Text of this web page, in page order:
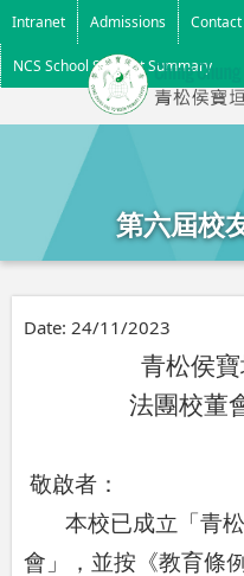
Intranet Admissions
NCS School Support Summary
第六屆校
Date: 24/11/2023
青松侯
法團校董
敬啟者：
本校已成立「青
會」，並按《教育條例